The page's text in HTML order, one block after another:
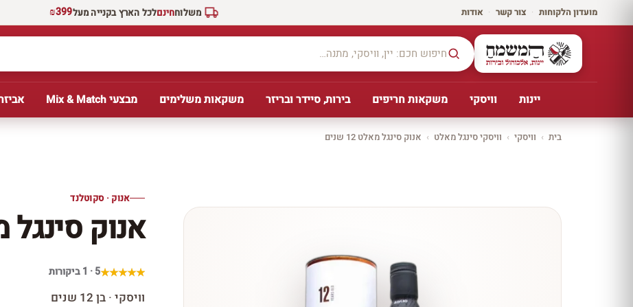
מועדון הלקוחות · צור קשר · אודות משלוחחינםלכל הארץ בקנייה מעל₪399
יינות וויסקי משקאות חריפים בירות, סיידר ובריזר משקאות משלימים מבצעי Mix & Match
בית › וויסקי › וויסקי סינגל מאלט › אנוק סינגל מאלט 12 שנים
כל אנוק · סקוטלנד
אנוק סינגל
5 · 1 ביקורות
וויסקי · בן 12 שנים